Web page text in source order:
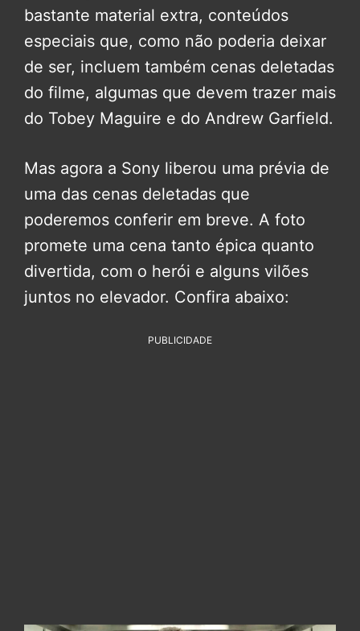
bastante material extra, conteúdos
especiais que, como não poderia deixar
de ser, incluem também cenas deletadas
do filme, algumas que devem trazer mais
do Tobey Maguire e do Andrew Garfield.
Mas agora a Sony liberou uma prévia de
uma das cenas deletadas que
poderemos conferir em breve. A foto
promete uma cena tanto épica quanto
divertida, com o herói e alguns vilões
juntos no elevador. Confira abaixo:
PUBLICIDADE